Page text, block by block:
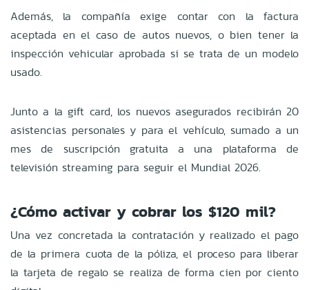
Además, la compañía exige contar con la factura
aceptada en el caso de autos nuevos, o bien tener la
inspección vehicular aprobada si se trata de un modelo
usado.
Junto a la gift card, los nuevos asegurados recibirán 20
asistencias personales y para el vehículo, sumado a un
mes de suscripción gratuita a una plataforma de
televisión streaming para seguir el Mundial 2026.
¿Cómo activar y cobrar los $120 mil?
Una vez concretada la contratación y realizado el pago
de la primera cuota de la póliza, el proceso para liberar
la tarjeta de regalo se realiza de forma cien por ciento